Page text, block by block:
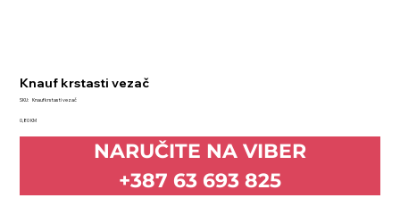
Knauf krstasti vezač
SKU:
SKU
krstasti
Knauf krstasti vezač
Price
0,80 KM
NARUČITE NA VIBER
+387 63 693 825